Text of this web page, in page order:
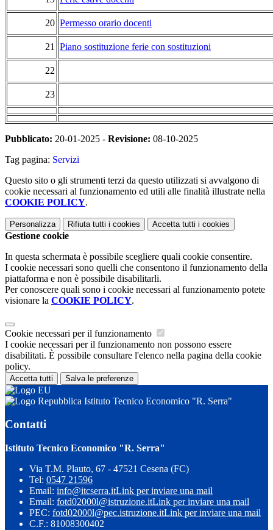
20 Permesso orario docenti
21 Piano sostituzione ferie con sostituzioni
22
23
Pubblicato: 20-01-2025 - Revisione: 08-10-2025
Tag pagina: Servizi
Questo sito o gli strumenti terzi da questo utilizzati si avvalgono di
cookie necessari al funzionamento ed utili alle finalità illustrate nella
COOKIE POLICY.
Personalizza Rifiuta tutti i cookies Accetta tutti i cookies
Gestione cookie
In questa schermata è possibile scegliere quali cookie consentire.
I cookie necessari sono quelli che consentono il funzionamento della
piattaforma e non è possibile disabilitarli.
Per conoscere quali sono i cookie necessari al funzionamento potete
visionare la COOKIE POLICY.
Cookie necessari per il funzionamento
I cookie necessari per il funzionamento non possono essere
disabilitati. È possibile consultare l'elenco nella pagina della cookie
policy.
Accetta tutti Salva le preferenze
Istituto Tecnico Economico "R. Serra"
Contatti
Istituto Tecnico Economico "R. Serra"
Via T.M. Plauto, 67 - 47521 Cesena (FC)
Tel: 0547 21596
Email: info@itcserra.itLink per inviare una mail
Email: fotd02000l@istruzione.itLink per inviare una mail
PEC: fotd02000l@pec.istruzione.itLink per inviare una mail
C.F.: 81008300402